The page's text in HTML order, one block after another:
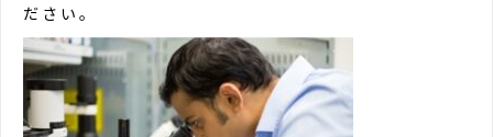
ださい。